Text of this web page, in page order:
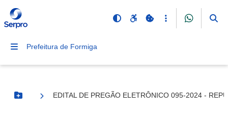
Prefeitura de Formiga
Botão Menu
EDITAL DE PREGÃO ELETRÔNICO 095-2024 -